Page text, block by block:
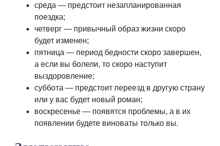
среда — предстоит незапланированная
поездка;
четверг — привычный образ жизни скоро
будет изменен;
пятница — период бедности скоро завершен,
а если вы болели, то скоро наступит
выздоровление;
суббота — предстоит переезд в другую страну
или у вас будет новый роман;
воскресенье — появятся проблемы, а в их
появлении будете виноваты только вы.